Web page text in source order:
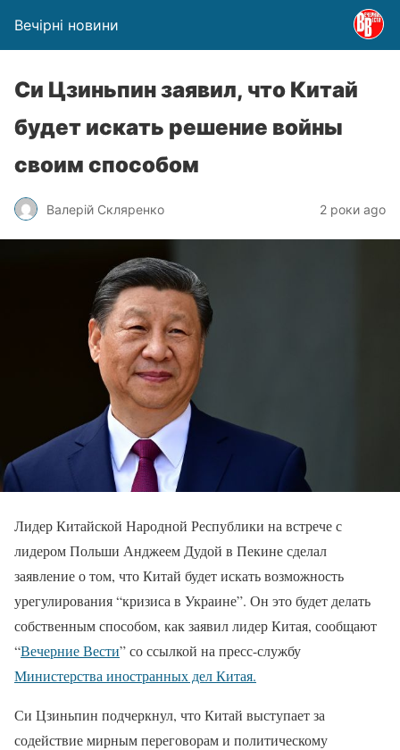
Вечірні новини
Си Цзиньпин заявил, что Китай
будет искать решение войны
своим способом
Валерій Скляренко 2 роки ago
Лидер Китайской Народной Республики на встрече с
лидером Польши Анджеем Дудой в Пекине сделал
заявление о том, что Китай будет искать возможность
урегулирования “кризиса в Украине”. Он это будет делать
собственным способом, как заявил лидер Китая, сообщают
“Вечерние Вести” со ссылкой на пресс-службу
Министерства иностранных дел Китая.
Си Цзиньпин подчеркнул, что Китай выступает за
содействие мирным переговорам и политическому